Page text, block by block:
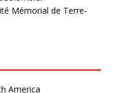
Mémorial de Terre-
America